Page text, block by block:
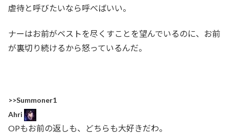
虐待と呼びたいなら呼べばいい。
ナーはお前がベストを尽くすことを望んでいるのに、お前
が裏切り続けるから怒っているんだ。
>>Summoner1
Ahri
OPもお前の返しも、どちらも大好きだわ。